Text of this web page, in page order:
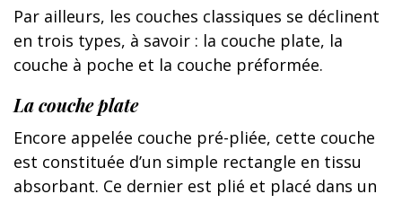
Par ailleurs, les couches classiques se déclinent
en trois types, à savoir : la couche plate, la
couche à poche et la couche préformée.
La couche plate
Encore appelée couche pré-pliée, cette couche
est constituée d’un simple rectangle en tissu
absorbant. Ce dernier est plié et placé dans un